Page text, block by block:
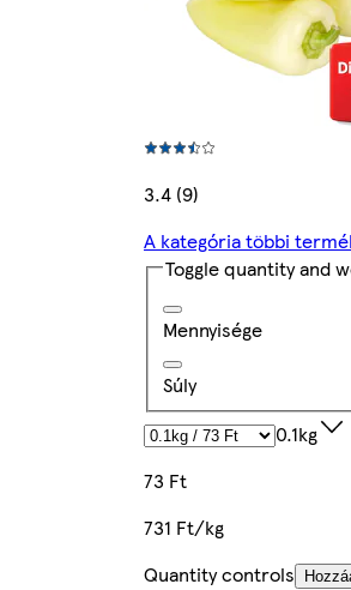
3.4 (9)
A kategória többi
Toggle quantity and
Mennyisége
Súly
0.1kg
73 Ft
731 Ft/kg
Quantity controls